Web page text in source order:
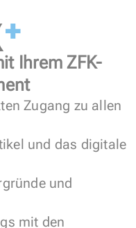
Ihrem ZFK-
Zugang zu allen
und das digitale
und
mit den